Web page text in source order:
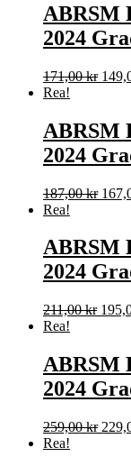
ABRSM
2024
171,00kr Det
var:
Rea!
ABRSM
2024
187,00kr Det
var:
Rea!
ABRSM
2024
211,00kr Det
var:
Rea!
ABRSM
2024
259,00kr Det
Rea!